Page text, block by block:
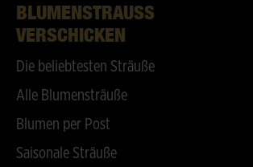
BLUMENSTRAUSS V
ERSCHICKEN
Die beliebtesten Sträuße
Alle Blumensträuße
Blumen per Post
Saisonale Sträuße